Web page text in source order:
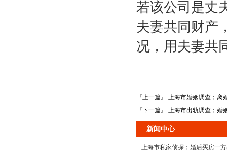
若该公司是丈
夫妻共同财产
况，用夫妻共
『上一篇』 上海市婚姻调查；
『下一篇』 上海市出轨调查；
新闻中心
上海市私家侦探；婚后买房一